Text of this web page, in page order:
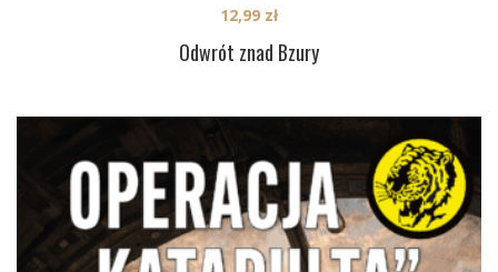
Odwrót znad Bzury
12,99 zł